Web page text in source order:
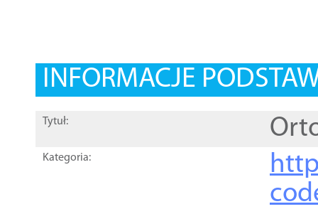
INFORMACJE
Tytuł:
Kategoria: